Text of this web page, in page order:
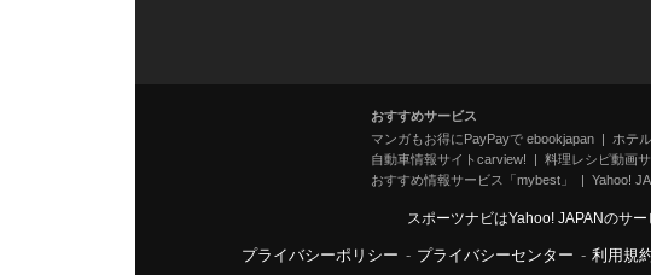
おすすめサービス
マンガもお得にPayPayで ebookjapan
ホテ
自動車情報サイトcarview!
料理レシピ動画
おすすめ情報サービス「mybest」
Yahoo!
スポーツナビはYahoo! JAPANのサ
プライバシーポリシー - プライバシーセンター - 利用規